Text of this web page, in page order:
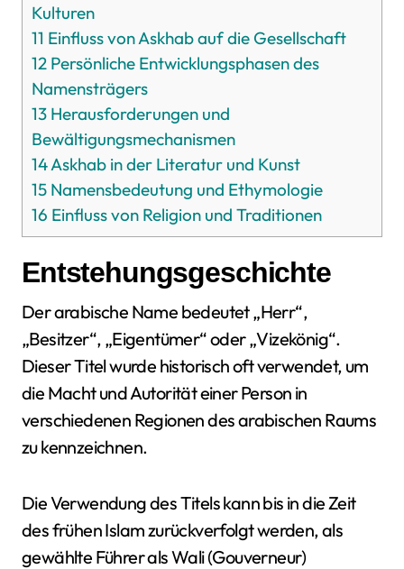
Kulturen
11 Einfluss von Askhab auf die Gesellschaft
12 Persönliche Entwicklungsphasen des
Namensträgers
13 Herausforderungen und
Bewältigungsmechanismen
14Askhab in der Literatur und Kunst
15 Namensbedeutung und Ethymologie
16 Einfluss von Religion und Traditionen
Entstehungsgeschichte
Der arabische Name bedeutet „Herr“,
„Besitzer“, „Eigentümer“ oder „Vizekönig“.
Dieser Titel wurde historisch oft verwendet, um
die Macht und Autorität einer Person in
verschiedenen Regionen des arabischen Raums
zu kennzeichnen.
Die Verwendung des Titels kann bis in die Zeit
des frühen Islam zurückverfolgt werden, als
gewählte Führer als Wali (Gouverneur)